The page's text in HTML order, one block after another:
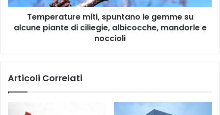
di
ciliegie,
albicocche,
noccioli
Temperature miti, spuntano le gemme su
alcune piante di ciliegie, albicocche, mandorle e
noccioli
Articoli Correlati